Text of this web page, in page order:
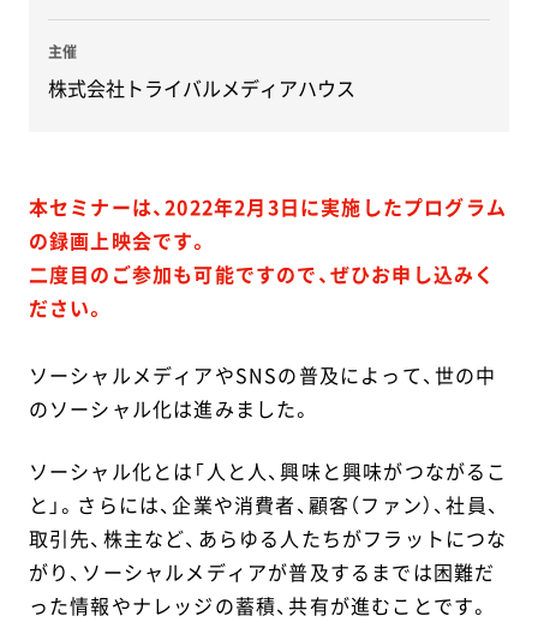
主催
株式会社トライバルメディアハウス
本セミナーは、2022年2月3日に実施したプログラム
の録画上映会です。
二度目のご参加も可能ですので、ぜひお申し込みく
ださい。
ソーシャルメディアやSNSの普及によって、世の中
のソーシャル化は進みました。
ソーシャル化とは「人と人、興味と興味がつながるこ
と」。さらには、企業や消費者、顧客（ファン）、社員、
取引先、株主など、あらゆる人たちがフラットにつな
がり、ソーシャルメディアが普及するまでは困難だ
った情報やナレッジの蓄積、共有が進むことです。